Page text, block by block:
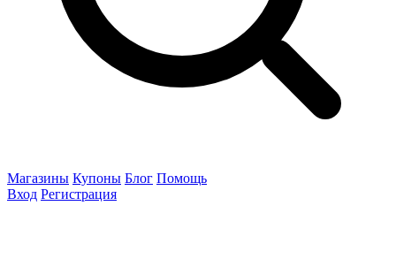
Магазины Купоны Блог Помощь
Вход Регистрация